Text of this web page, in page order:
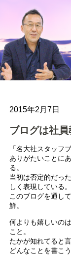
2015年2月7日
ブログは社員
「名大社スタッフ
ありがたいことに
る。
当初は否定的だっ
しく表現している。
このブログを通し
鮮。
何よりも嬉しいの
こと。
たかが知れてると
どんなことを書こ